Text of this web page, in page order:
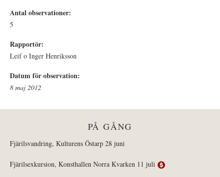
Antal observationer:
5
Rapportör:
Leif o Inger Henriksson
Datum för observation:
8 maj 2012
PÅ GÅNG
Fjärilsvandring, Kulturens Östarp 28 juni
Fjärilsexkursion, Konsthallen Norra Kvarken 11 juli